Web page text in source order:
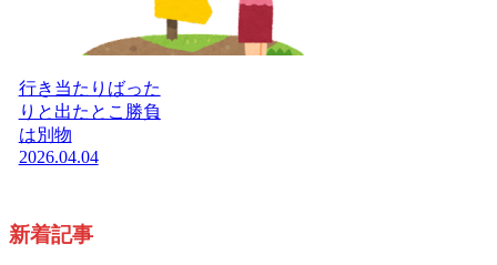
行き当たりばった
りと出たとこ勝負
は別物
2026.04.04
新着記事